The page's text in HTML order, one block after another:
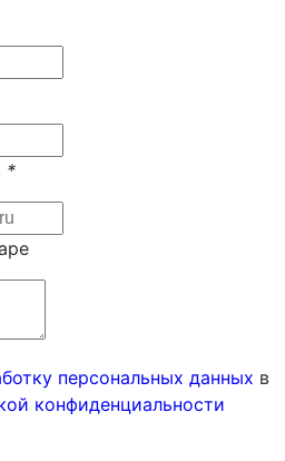
*
персональных данных в
конфиденциальности